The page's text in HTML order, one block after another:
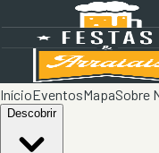
InícioEventosMapaSobre
Descobrir